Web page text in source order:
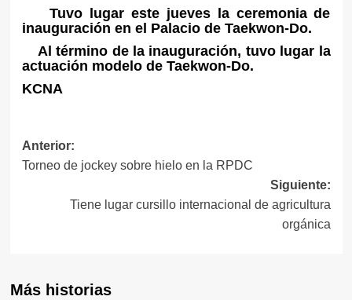
Tuvo lugar este jueves la ceremonia de
inauguración en el Palacio de Taekwon-Do.
Al término de la inauguración, tuvo lugar la
actuación modelo de Taekwon-Do.
KCNA
Navegación
de
entradas
Anterior:
Torneo de jockey sobre hielo en la RPDC
Siguiente:
Tiene lugar cursillo internacional de agricultura
orgánica
Más historias